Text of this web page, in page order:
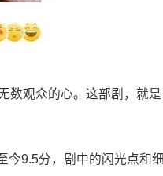
数观众的心。这部剧，就是
今9.5分，剧中的闪光点和